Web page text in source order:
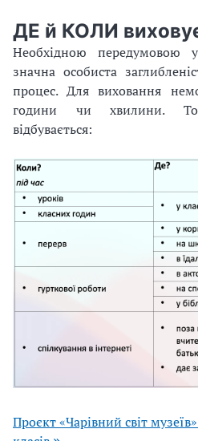
ДЕ й КОЛИ
Необхідною передумовою
значна особиста
процес. Для виховання
години чи хвилини.
відбувається:
Проєкт «Чарівний світ